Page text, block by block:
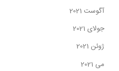
آگوست 2021
جولای 2021
ژوئن 2021
می 2021